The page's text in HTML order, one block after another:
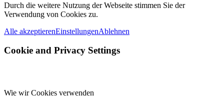
Durch die weitere Nutzung der Webseite stimmen Sie der
Verwendung von Cookies zu.
Alle akzeptierenEinstellungenAblehnen
Cookie and Privacy Settings
Wie wir Cookies verwenden